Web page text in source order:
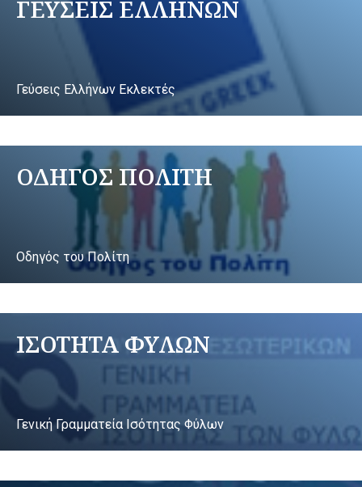
ΓΕΥΣΕΙΣ ΕΛΛΗΝΩΝ
Γεύσεις Ελλήνων Εκλεκτές
ΟΔΗΓΟΣ ΠΟΛΙΤΗ
Οδηγός του Πολίτη
ΙΣΟΤΗΤΑ ΦΥΛΩΝ
Γενική Γραμματεία Ισότητας Φύλων